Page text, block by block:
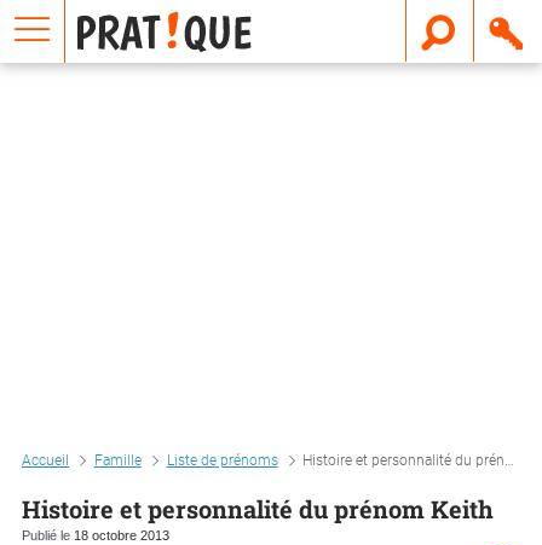
Accueil Famille Liste de prénoms Histoire et personnalité du prénom keith
Histoire et personnalité du prénom Keith
Publié le 18 octobre 2013
E
m
a